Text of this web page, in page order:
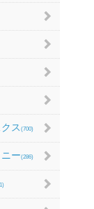
ス (700)
ー(286)